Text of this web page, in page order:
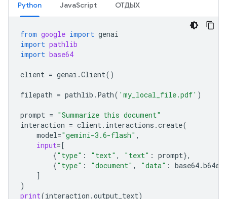
Python JavaScript ОТДЫХ
from google import genai
import pathlib
import base64
client = genai .Client()
filepath = pathlib . Path( 'my_local_file.pdf' )
prompt = "Summarize this document"
interaction = client. interactions .create(
model="gemini-3.6-flash" ,
input=[
{"type" : "text" , "text" : prompt},
{"type" : "document" , "data" : base64.
]
)
print(interaction .output_text)